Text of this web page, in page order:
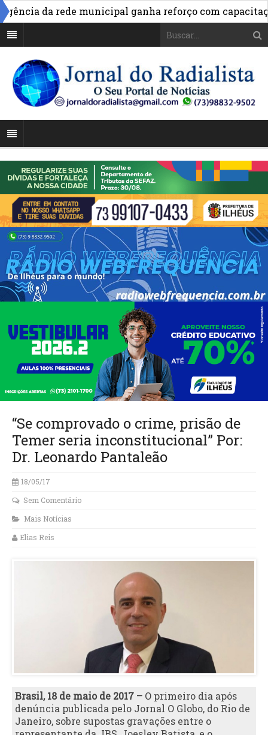
da rede municipal ganha reforço com capacitação »
“Se comprovado o crime, prisão de
Temer seria inconstitucional” Por:
Dr. Leonardo Pantaleão
18/05/17
Sem Comentário
Mais Notícias
Elias Reis
Brasil, 18 de maio de 2017 – O primeiro dia após
denúncia publicada pelo Jornal O Globo, do Rio de
Janeiro, sobre supostas gravações entre o